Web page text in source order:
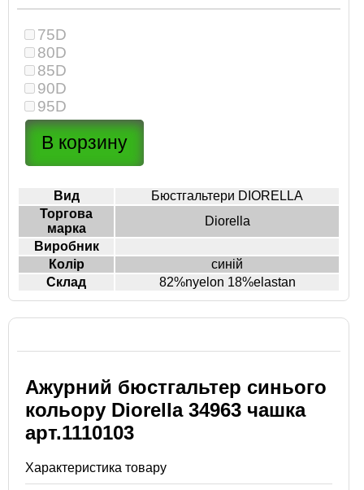
75D
80D
85D
90D
95D
Вид
Бюстгальтери DIORELLA
Торгова
марка
Diorella
Виробник
Колір
синій
Склад
82%nyelon 18%elastan
Ажурний бюстгальтер синього
кольору Diorella 34963 чашка
арт.1110103
Характеристика товару